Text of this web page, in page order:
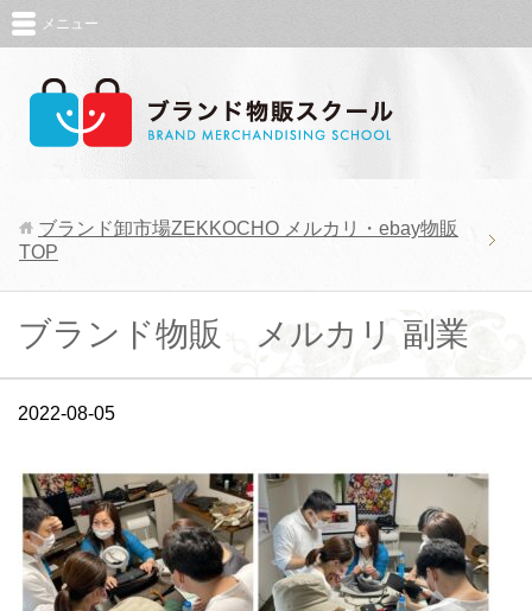
メニュー
ブランド卸市場ZEKKOCHO メルカリ・ebay物販
TOP
ブランド物販 メルカリ 副業
2022-08-05